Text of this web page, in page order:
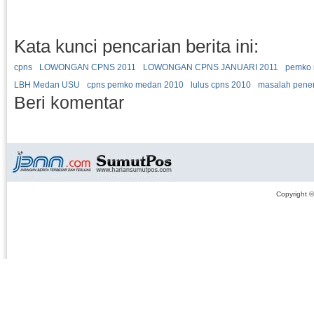
Kata kunci pencarian berita ini:
cpns LOWONGAN CPNS 2011 LOWONGAN CPNS JANUARI 2011
pemko
LBH Medan USU
cpns pemko medan 2010 lulus cpns 2010 masalah
Beri komentar
Copyright